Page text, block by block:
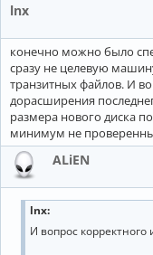
lnx
конечно можно было
сразу не целевую
транзитных файлов. И
дорасширения
размера нового диска
минимум не
ALiEN
lnx:
И вопрос